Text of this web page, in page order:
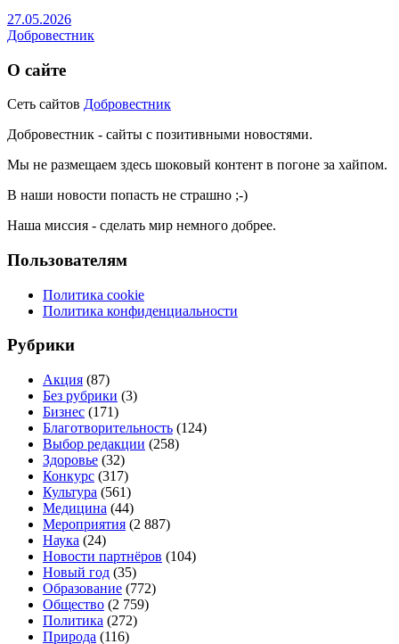
27.05.2026
Добровестник
О сайте
Сеть сайтов Добровестник
Добровестник - сайты с позитивными новостями.
Мы не размещаем здесь шоковый контент в погоне за хайпом.
В наши новости попасть не страшно ;-)
Наша миссия - сделать мир немного добрее.
Пользователям
Политика cookie
Политика конфиденциальности
Рубрики
Акция (87)
Без рубрики (3)
Бизнес (171)
Благотворительность (124)
Выбор редакции (258)
Здоровье (32)
Конкурс (317)
Культура (561)
Медицина (44)
Мероприятия (2 887)
Наука (24)
Новости партнёров (104)
Новый год (35)
Образование (772)
Общество (2 759)
Политика (272)
Природа (116)